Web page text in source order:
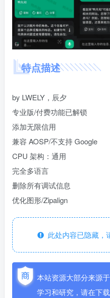
特点描述
by LWELY，辰夕
专业版/付费功能已解锁
添加无限信用
兼容 AOSP/不支持 Google
CPU 架构：通用
完全多语言
删除所有调试信息
优化图形/Zipalign
此处内容已隐藏，
本站资源大部分来源
学习和研究，请在下